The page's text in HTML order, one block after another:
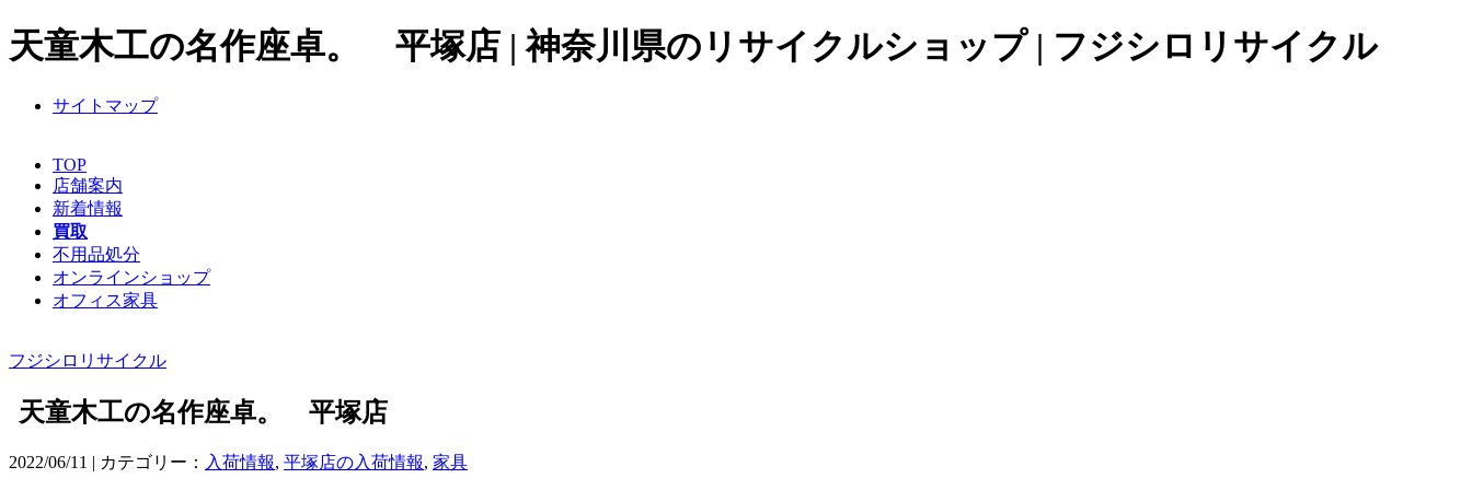
天童木工の名作座卓。 平塚店 | 神奈川県のリサイクルショップ | フジシロリサイクル
サイトマップ
TOP
店舗案内
新着情報
買取
不用品処分
オンラインショップ
オフィス家具
フジシロリサイクル
天童木工の名作座卓。 平塚店
2022/06/11 | カテゴリー： 入荷情報, 平塚店の入荷情報, 家具